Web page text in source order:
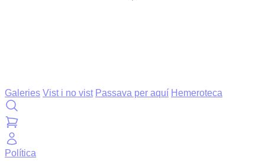
Galeries Vist i no vist Passava per aquí Hemeroteca
Política